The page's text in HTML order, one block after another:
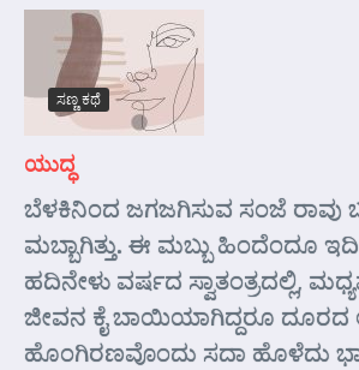
ಸಣ್ಣ ಕಥೆ
ಯುದ್ಧ
ಬೆಳಕಿನಿಂದ ಜಗಜಗಿಸುವ ಸಂಜೆ ರಾವು
ಮಬ್ಬಾಗಿತ್ತು. ಈ ಮಬ್ಬು ಹಿಂದೆಂದೂ
ಹದಿನೇಳು ವರ್ಷದ ಸ್ವಾತಂತ್ರದಲ್ಲಿ,
ಜೀವನ ಕೈ ಬಾಯಿಯಾಗಿದ್ದರೂ
ಹೊಂಗಿರಣವೊಂದು ಸದಾ ಹೊಳೆದು